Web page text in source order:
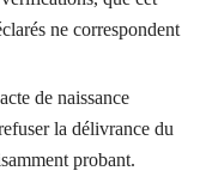
ne correspondent
de naissance
la délivrance du
probant.